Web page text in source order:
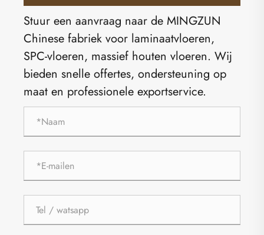
Stuur een aanvraag naar de MINGZUN
Chinese fabriek voor laminaatvloeren,
SPC-vloeren, massief houten vloeren. Wij
bieden snelle offertes, ondersteuning op
maat en professionele exportservice.